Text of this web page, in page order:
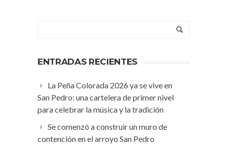
ENTRADAS RECIENTES
La Peña Colorada 2026 ya se vive en
San Pedro: una cartelera de primer nivel
para celebrar la música y la tradición
Se comenzó a construir un muro de
contención en el arroyo San Pedro